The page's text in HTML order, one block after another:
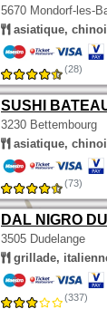
5670 Mondorf-les-
asiatique,
(28)
SUSHI
3230 Bettembourg
asiatique,
(73)
DAL NIGRO
3505 Dudelange
grillade,
(337)